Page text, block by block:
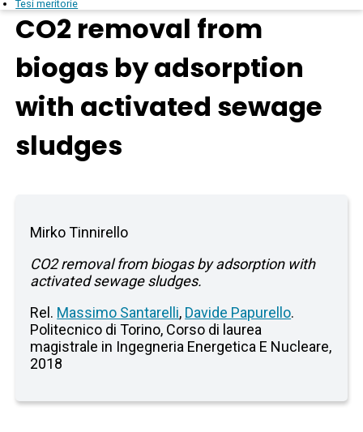
Tesi meritorie
CO2 removal from
biogas by adsorption
with activated sewage
sludges
Mirko Tinnirello
CO2 removal from biogas by adsorption with
activated sewage sludges.
Rel. Massimo Santarelli, Davide Papurello.
Politecnico di Torino, Corso di laurea
magistrale in Ingegneria Energetica E Nucleare,
2018